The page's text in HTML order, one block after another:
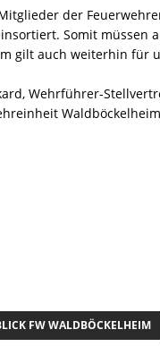
der
Somit
gilt auch weiterhin für
Wehrführer-
Waldböckelheim
FW WALDBÖCKELHEIM